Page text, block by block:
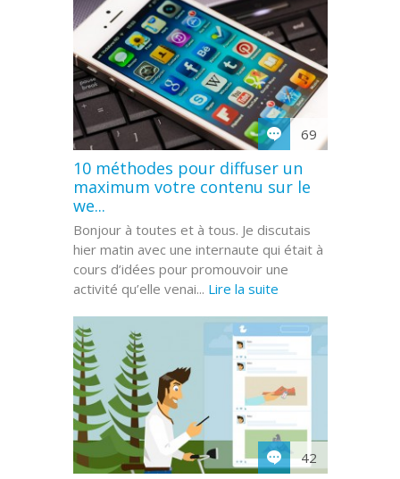
69
10 méthodes pour diffuser un
maximum votre contenu sur le
we...
Bonjour à toutes et à tous. Je discutais
hier matin avec une internaute qui était à
cours d’idées pour promouvoir une
activité qu’elle venai... Lire la suite
42